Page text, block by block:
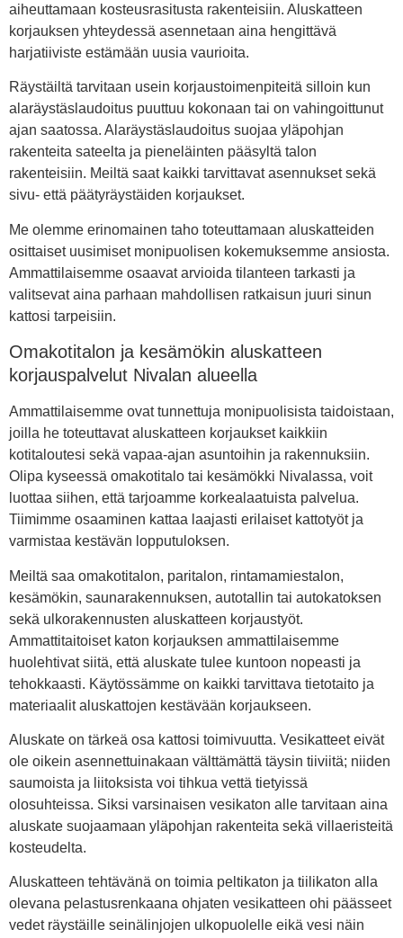
aiheuttamaan kosteusrasitusta rakenteisiin. Aluskatteen
korjauksen yhteydessä asennetaan aina hengittävä
harjatiiviste estämään uusia vaurioita.
Räystäiltä tarvitaan usein korjaustoimenpiteitä silloin kun
alaräystäslaudoitus puuttuu kokonaan tai on vahingoittunut
ajan saatossa. Alaräystäslaudoitus suojaa yläpohjan
rakenteita sateelta ja pieneläinten pääsyltä talon
rakenteisiin. Meiltä saat kaikki tarvittavat asennukset sekä
sivu- että päätyräystäiden korjaukset.
Me olemme erinomainen taho toteuttamaan aluskatteiden
osittaiset uusimiset monipuolisen kokemuksemme ansiosta.
Ammattilaisemme osaavat arvioida tilanteen tarkasti ja
valitsevat aina parhaan mahdollisen ratkaisun juuri sinun
kattosi tarpeisiin.
Omakotitalon ja kesämökin aluskatteen
korjauspalvelut Nivalan alueella
Ammattilaisemme ovat tunnettuja monipuolisista taidoistaan,
joilla he toteuttavat aluskatteen korjaukset kaikkiin
kotitaloutesi sekä vapaa-ajan asuntoihin ja rakennuksiin.
Olipa kyseessä omakotitalo tai kesämökki Nivalassa, voit
luottaa siihen, että tarjoamme korkealaatuista palvelua.
Tiimimme osaaminen kattaa laajasti erilaiset kattotyöt ja
varmistaa kestävän lopputuloksen.
Meiltä saa omakotitalon, paritalon, rintamamiestalon,
kesämökin, saunarakennuksen, autotallin tai autokatoksen
sekä ulkorakennusten aluskatteen korjaustyöt.
Ammattitaitoiset katon korjauksen ammattilaisemme
huolehtivat siitä, että aluskate tulee kuntoon nopeasti ja
tehokkaasti. Käytössämme on kaikki tarvittava tietotaito ja
materiaalit aluskattojen kestävään korjaukseen.
Aluskate on tärkeä osa kattosi toimivuutta. Vesikatteet eivät
ole oikein asennettuinakaan välttämättä täysin tiiviitä; niiden
saumoista ja liitoksista voi tihkua vettä tietyissä
olosuhteissa. Siksi varsinaisen vesikaton alle tarvitaan aina
aluskate suojaamaan yläpohjan rakenteita sekä villaeristeitä
kosteudelta.
Aluskatteen tehtävänä on toimia peltikaton ja tiilikaton alla
olevana pelastusrenkaana ohjaten vesikatteen ohi päässeet
vedet räystäille seinälinjojen ulkopuolelle eikä vesi näin